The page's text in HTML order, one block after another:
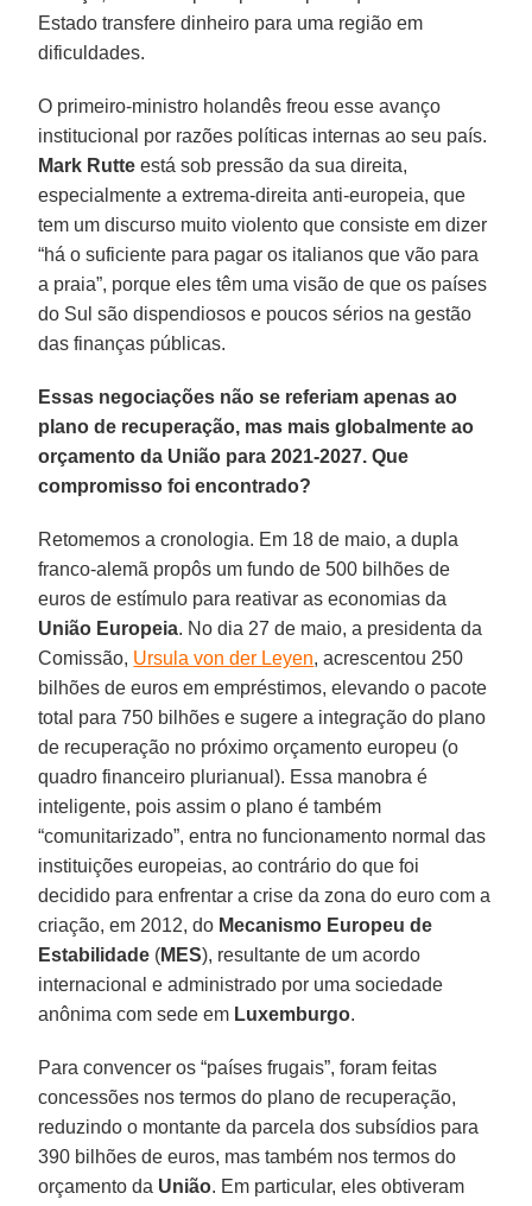
Estado transfere dinheiro para uma região em
dificuldades.
O primeiro-ministro holandês freou esse avanço
institucional por razões políticas internas ao seu país.
Mark Rutte está sob pressão da sua direita,
especialmente a extrema-direita anti-europeia, que
tem um discurso muito violento que consiste em dizer
“há o suficiente para pagar os italianos que vão para
a praia”, porque eles têm uma visão de que os países
do Sul são dispendiosos e poucos sérios na gestão
das finanças públicas.
Essas negociações não se referiam apenas ao
plano de recuperação, mas mais globalmente ao
orçamento da União para 2021-2027. Que
compromisso foi encontrado?
Retomemos a cronologia. Em 18 de maio, a dupla
franco-alemã propôs um fundo de 500 bilhões de
euros de estímulo para reativar as economias da
União Europeia. No dia 27 de maio, a presidenta da
Comissão, Ursula von der Leyen, acrescentou 250
bilhões de euros em empréstimos, elevando o pacote
total para 750 bilhões e sugere a integração do plano
de recuperação no próximo orçamento europeu (o
quadro financeiro plurianual). Essa manobra é
inteligente, pois assim o plano é também
“comunitarizado”, entra no funcionamento normal das
instituições europeias, ao contrário do que foi
decidido para enfrentar a crise da zona do euro com a
criação, em 2012, do Mecanismo Europeu de
Estabilidade (MES), resultante de um acordo
internacional e administrado por uma sociedade
anônima com sede em Luxemburgo.
Para convencer os “países frugais”, foram feitas
concessões nos termos do plano de recuperação,
reduzindo o montante da parcela dos subsídios para
390 bilhões de euros, mas também nos termos do
orçamento da União. Em particular, eles obtiveram